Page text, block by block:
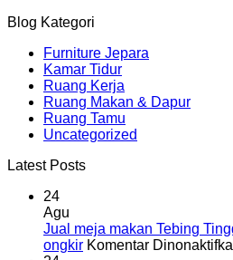
Blog Kategori
Furniture Jepara
Kamar Tidur
Ruang Kerja
Ruang Makan & Dapur
Ruang Tamu
Uncategorized
Latest Posts
24
Agu
Jual meja makan Tebing
ongkir Komentar